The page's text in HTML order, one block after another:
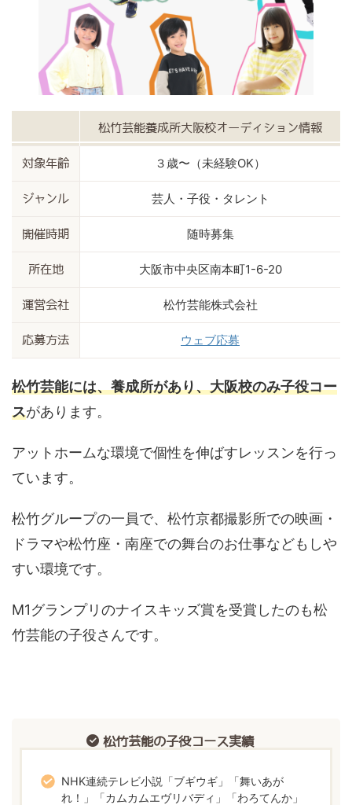
松竹芸能養成所大阪校オーディション情報
対象年齢 ３歳〜（未経験OK）
ジャンル 芸人・子役・タレント
開催時期 随時募集
所在地 大阪市中央区南本町1-6-20
運営会社 松竹芸能株式会社
応募方法 ウェブ応募
松竹芸能には、養成所があり、大阪校のみ子役コー
スがあります。
アットホームな環境で個性を伸ばすレッスンを行っ
ています。
松竹グループの一員で、松竹京都撮影所での映画・
ドラマや松竹座・南座での舞台のお仕事などもしや
すい環境です。
M1グランプリのナイスキッズ賞を受賞したのも松
竹芸能の子役さんです。
松竹芸能の子役コース実績
NHK連続テレビ小説「ブギウギ」「舞いあが
れ！」「カムカムエヴリバディ」「わろてんか」